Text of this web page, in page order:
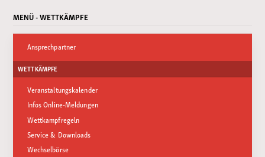
MENÜ - WETTKÄMPFE
Ansprechpartner
WETTKÄMPFE
Veranstaltungskalender
Infos Online-Meldungen
Wettkampfregeln
Service & Downloads
Wechselbörse